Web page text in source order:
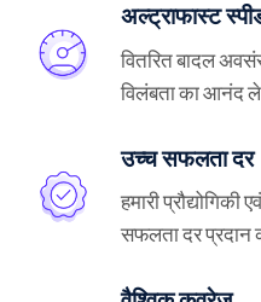
अल्ट्राफास्ट
वितरित बादल
विलंबता का आनंद
उच्च सफलता दर
हमारी
सफलता दर प्रदान